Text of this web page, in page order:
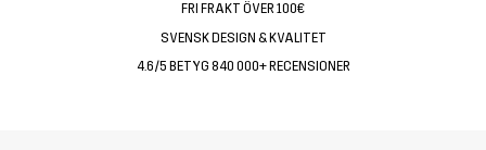
FRI FRAKT ÖVER 100€
SVENSK DESIGN & KVALITET
4.6/5 BETYG 840 000+ RECENSIONER